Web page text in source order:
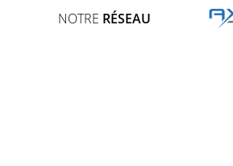
NOTRE RÉSEAU